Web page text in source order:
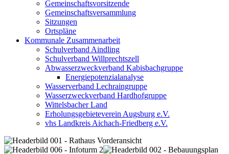
Gemeinschaftsvorsitzende
Gemeinschaftsversammlung
Sitzungen
Ortspläne
Kommunale Zusammenarbeit
Schulverband Aindling
Schulverband Willprechtszell
Abwasserzweckverband Kabisbachgruppe
Energiepotenzialanalyse
Wasserverband Lechraingruppe
Wasserzweckverband Hardhofgruppe
Wittelsbacher Land
Erholungsgebieteverein Augsburg e.V.
vhs Landkreis Aichach-Friedberg e.V.